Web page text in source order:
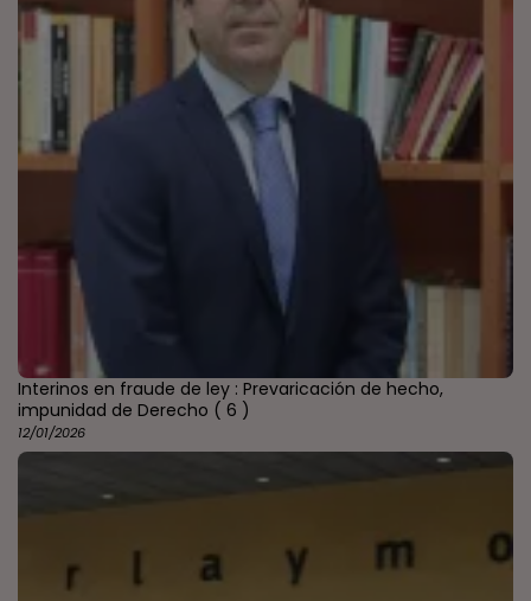
Interinos en fraude de ley : Prevaricación de hecho,
impunidad de Derecho ( 6 )
12/01/2026